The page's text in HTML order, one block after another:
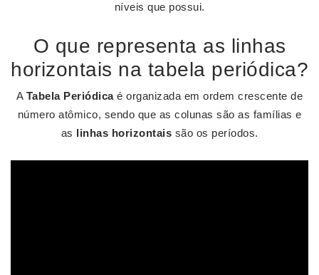
níveis que possui.
O que representa as linhas
horizontais na tabela periódica?
A Tabela Periódicaé organizada em ordem crescente de
número atômico, sendo que as colunas são as famílias e
as linhas horizontais são os períodos.